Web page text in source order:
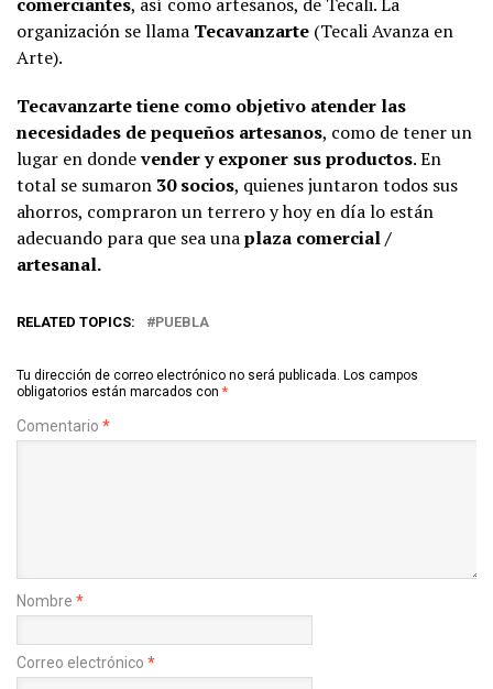
organización se llama Tecavanzarte (Tecali Avanza en
Arte).
Tecavanzarte tiene como objetivo atender las
necesidades de pequeños artesanos, como de tener un
lugar en dondevender y exponer sus productos. En
total se sumaron 30 socios, quienes juntaron todos sus
ahorros, compraron un terrero y hoy en día lo están
adecuando para que sea unaplaza comercial /
artesanal.
RELATED TOPICS: PUEBLA
Tu dirección de correo electrónico no será publicada. Los campos
obligatorios están marcados con *
Comentario *
Nombre *
Correo electrónico *